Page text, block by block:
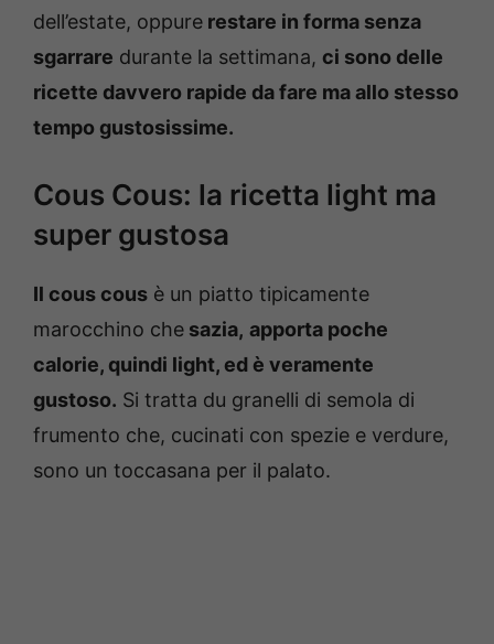
dell’estate, oppure restare in forma senza
sgarrare durante la settimana, ci sono delle
ricette davvero rapide da fare ma allo stesso
tempo gustosissime.
Cous Cous: la ricetta light ma
super gustosa
Il cous cous è un piatto tipicamente
marocchino che sazia, apporta poche
calorie, quindi light, ed è veramente
gustoso. Si tratta du granelli di semola di
frumento che, cucinati con spezie e verdure,
sono un toccasana per il palato.